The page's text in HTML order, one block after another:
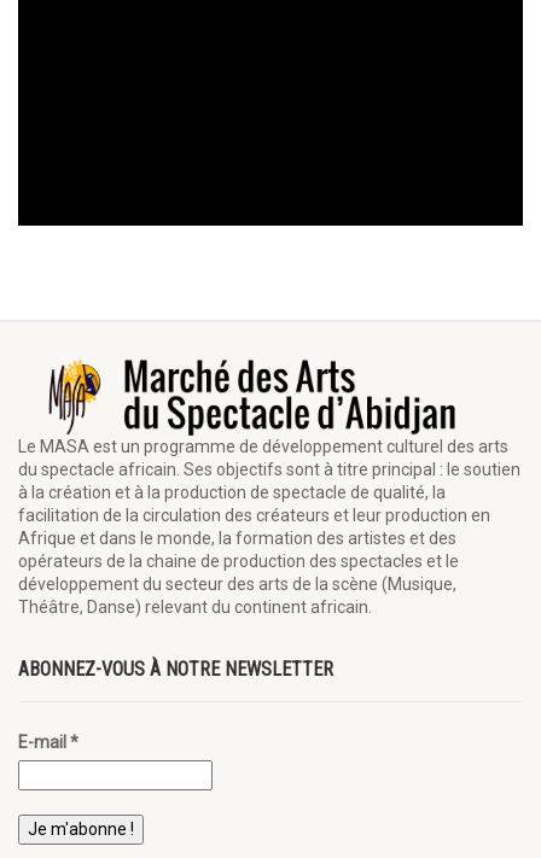
Le MASA est un programme de développement culturel des arts
du spectacle africain. Ses objectifs sont à titre principal : le soutien
à la création et à la production de spectacle de qualité, la
facilitation de la circulation des créateurs et leur production en
Afrique et dans le monde, la formation des artistes et des
opérateurs de la chaine de production des spectacles et le
développement du secteur des arts de la scène (Musique,
Théâtre, Danse) relevant du continent africain.
ABONNEZ-VOUS À NOTRE NEWSLETTER
E-mail *